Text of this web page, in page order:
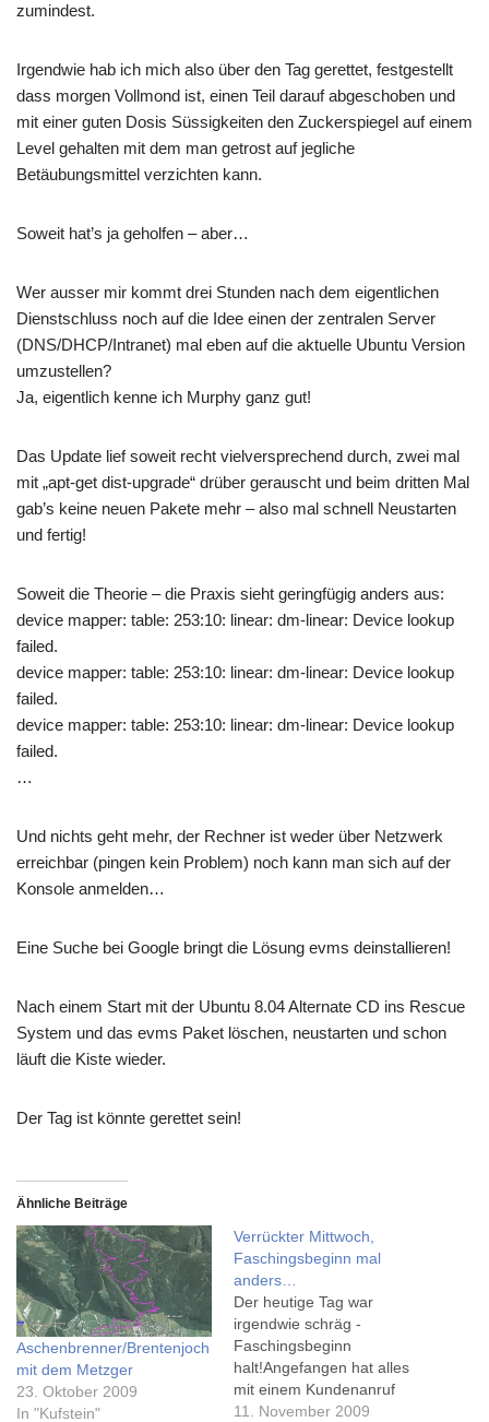
zumindest.
Irgendwie hab ich mich also über den Tag gerettet, festgestellt
dass morgen Vollmond ist, einen Teil darauf abgeschoben und
mit einer guten Dosis Süssigkeiten den Zuckerspiegel auf einem
Level gehalten mit dem man getrost auf jegliche
Betäubungsmittel verzichten kann.
Soweit hat’s ja geholfen – aber…
Wer ausser mir kommt drei Stunden nach dem eigentlichen
Dienstschluss noch auf die Idee einen der zentralen Server
(DNS/DHCP/Intranet) mal eben auf die aktuelle Ubuntu Version
umzustellen?
Ja, eigentlich kenne ich Murphy ganz gut!
Das Update lief soweit recht vielversprechend durch, zwei mal
mit „apt-get dist-upgrade“ drüber gerauscht und beim dritten Mal
gab’s keine neuen Pakete mehr – also mal schnell Neustarten
und fertig!
Soweit die Theorie – die Praxis sieht geringfügig anders aus:
device mapper: table: 253:10: linear: dm-linear: Device lookup
failed.
device mapper: table: 253:10: linear: dm-linear: Device lookup
failed.
device mapper: table: 253:10: linear: dm-linear: Device lookup
failed.
…
Und nichts geht mehr, der Rechner ist weder über Netzwerk
erreichbar (pingen kein Problem) noch kann man sich auf der
Konsole anmelden…
Eine Suche bei Google bringt die Lösung evms deinstallieren!
Nach einem Start mit der Ubuntu 8.04 Alternate CD ins Rescue
System und das evms Paket löschen, neustarten und schon
läuft die Kiste wieder.
Der Tag ist könnte gerettet sein!
Ähnliche Beiträge
Aschenbrenner/Brentenjoch
mit dem Metzger
23. Oktober 2009
In "Kufstein"
Verrückter Mittwoch,
Faschingsbeginn mal
anders…
Der heutige Tag war
irgendwie schräg -
Faschingsbeginn
halt!Angefangen hat alles
mit einem Kundenanruf
ganz früh am Morgen, wer
11. November 2009